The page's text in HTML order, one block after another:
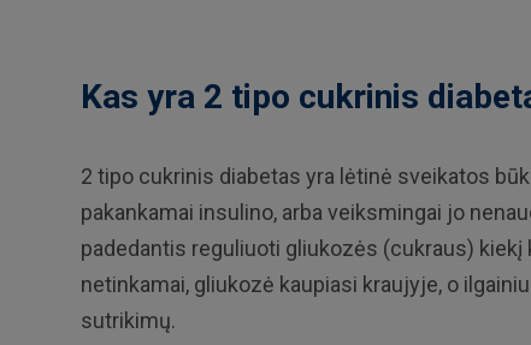
Kas yra 2 tipo cukrinis
2 tipo cukrinis diabetas yra lėtinė sveikatos
pakankamai insulino, arba veiksmingai jo
padedantis reguliuoti gliukozės (cukraus) kiekį
netinkamai, gliukozė kaupiasi kraujyje, o
sutrikimų.